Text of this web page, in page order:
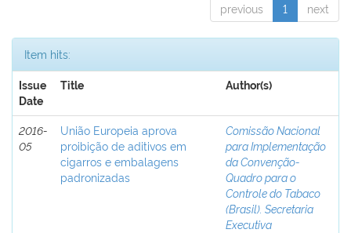
previous 1 next
Item hits:
Issue
Date
Title Author(s)
2016-
05
União Europeia aprova
proibição de aditivos em
cigarros e embalagens
padronizadas
Comissão Nacional
para Implementação
da Convenção-
Quadro para o
Controle do Tabaco
(Brasil). Secretaria
Executiva